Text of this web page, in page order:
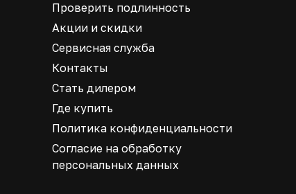
Проверить подлинность
Акции и скидки
Сервисная служба
Контакты
Стать дилером
Где купить
Политика конфиденциальности
Согласие на обработку
персональных данных